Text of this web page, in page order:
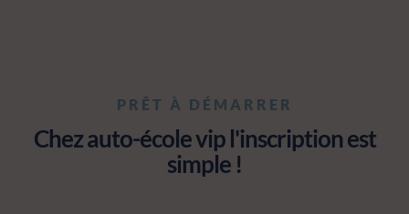
PRÊT À DÉMARRER
Chez auto-école vip l'inscription est
simple !